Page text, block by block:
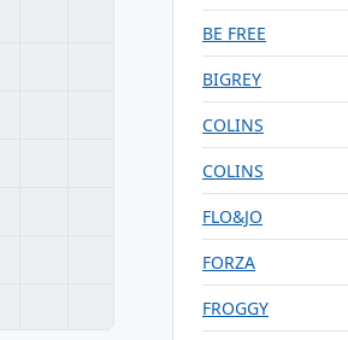
BE FREE
BIGREY
COLINS
COLINS
FLO&JO
FORZA
FROGGY